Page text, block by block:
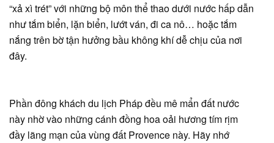
“xả xì trét” với những bộ môn thể thao dưới nước hấp dẫn
như tắm biển, lặn biển, lướt ván, đi ca nô… hoặc tắm
nắng trên bờ tận hưởng bầu không khí dễ chịu của nơi
đây.
Phần đông khách du lịch Pháp đều mê mẩn đất nước
này nhờ vào những cánh đồng hoa oải hương tím rịm
đầy lãng mạn của vùng đất Provence này. Hãy nhớ